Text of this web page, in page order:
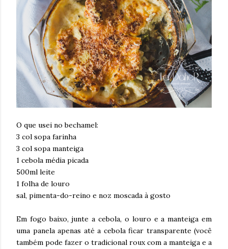
O que usei no bechamel:
3 col sopa farinha
3 col sopa manteiga
1 cebola média picada
500ml leite
1 folha de louro
sal, pimenta-do-reino e noz moscada à gosto
Em fogo baixo, junte a cebola, o louro e a manteiga em
uma panela apenas até a cebola ficar transparente (você
também pode fazer o tradicional roux com a manteiga e a